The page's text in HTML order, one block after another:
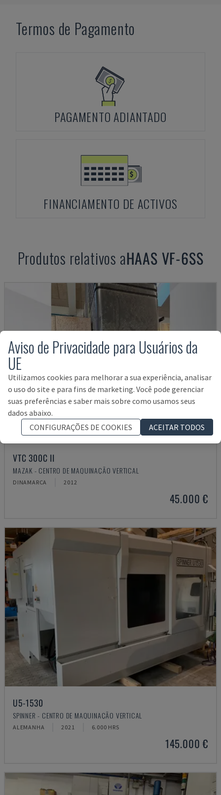
Termos de Pagamento
PAGAMENTO ADIANTADO
FINANCIAMENTO DE ACTIVOS
Produtos relativos aHAAS VF-6SS
VTC 300C II
MAZAK - CENTRO DE MAQUINAÇÃO VERTICAL
DINAMARCA 2012
45.000 €
U5-1530
SPINNER - CENTRO DE MAQUINAÇÃO VERTICAL
ALEMANHA 2021 6.000 HRS
145.000 €
Aviso de Privacidade para Usuários da
UE
Utilizamos cookies para melhorar a sua experiência, analisar
o uso do site e para fins de marketing. Você pode gerenciar
suas preferências e saber mais sobre como usamos seus
dados abaixo.
CONFIGURAÇÕES DE COOKIES
ACEITAR TODOS